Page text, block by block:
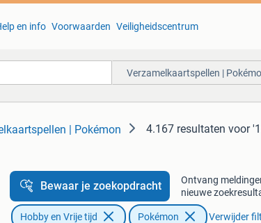
en info Voorwaarden Veiligheidscentrum
Verzamelkaartspellen |
| Pokémon 4.167 resultaten voor
Bewaar je zoekopdracht
Ontvang
nieuwe
Hobby en Vrije tijd Pokémon Verwijder